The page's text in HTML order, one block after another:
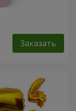
Заказать